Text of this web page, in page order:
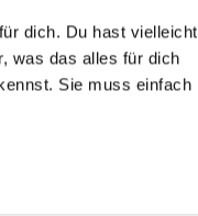
dich. Du hast vielleicht
was das alles für dich
Sie muss einfach